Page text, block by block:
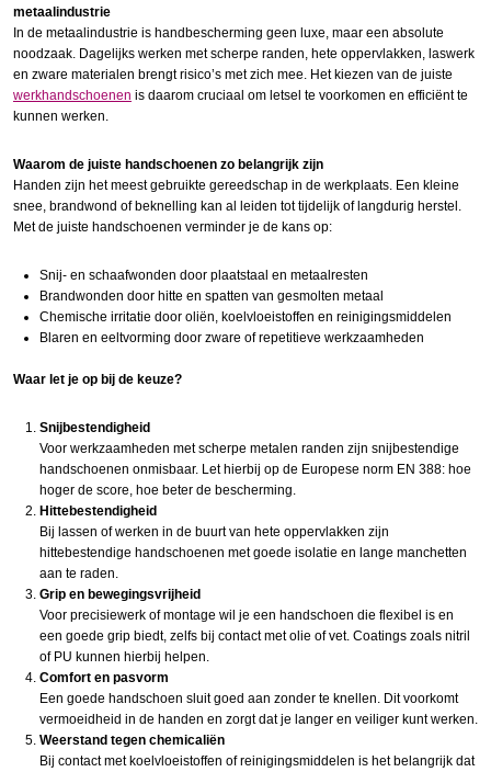
metaalindustrie
In de metaalindustrie is handbescherming geen luxe, maar een absolute
noodzaak. Dagelijks werken met scherpe randen, hete oppervlakken, laswerk
en zware materialen brengt risico’s met zich mee. Het kiezen van de juiste
werkhandschoenen is daarom cruciaal om letsel te voorkomen en efficiënt te
kunnen werken.
Waarom de juiste handschoenen zo belangrijk zijn
Handen zijn het meest gebruikte gereedschap in de werkplaats. Een kleine
snee, brandwond of beknelling kan al leiden tot tijdelijk of langdurig herstel.
Met de juiste handschoenen verminder je de kans op:
Snij- en schaafwonden door plaatstaal en metaalresten
Brandwonden door hitte en spatten van gesmolten metaal
Chemische irritatie door oliën, koelvloeistoffen en reinigingsmiddelen
Blaren en eeltvorming door zware of repetitieve werkzaamheden
Waar let je op bij de keuze?
Snijbestendigheid
Voor werkzaamheden met scherpe metalen randen zijn snijbestendige
handschoenen onmisbaar. Let hierbij op de Europese norm EN 388: hoe
hoger de score, hoe beter de bescherming.
Hittebestendigheid
Bij lassen of werken in de buurt van hete oppervlakken zijn
hittebestendige handschoenen met goede isolatie en lange manchetten
aan te raden.
Grip en bewegingsvrijheid
Voor precisiewerk of montage wil je een handschoen die flexibel is en
een goede grip biedt, zelfs bij contact met olie of vet. Coatings zoals nitril
of PU kunnen hierbij helpen.
Comfort en pasvorm
Een goede handschoen sluit goed aan zonder te knellen. Dit voorkomt
vermoeidheid in de handen en zorgt dat je langer en veiliger kunt werken.
Weerstand tegen chemicaliën
Bij contact met koelvloeistoffen of reinigingsmiddelen is het belangrijk dat